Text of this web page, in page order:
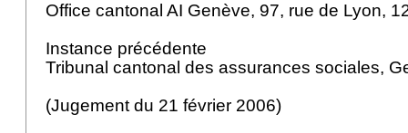
Office cantonal AI Genève, 97, rue de Lyon,
Instance précédente
Tribunal cantonal des assurances sociales,
(Jugement du 21 février 2006)